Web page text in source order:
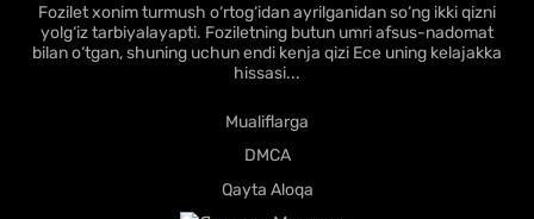
Fozilet xonim turmush o‘rtog‘idan ayrilganidan so‘ng ikki qizni
yolg‘iz tarbiyalayapti. Foziletning butun umri afsus-nadomat
bilan o‘tgan, shuning uchun endi kenja qizi Ece uning kelajakka
hissasi...
Mualiflarga
DMCA
Qayta Aloqa